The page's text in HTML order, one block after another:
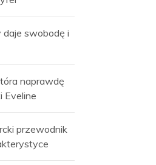
daje swobodę i
naprawdę
Eveline
przewodnik